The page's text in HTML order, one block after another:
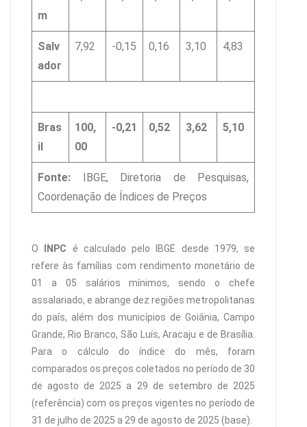
m
Salv
ador
7,92 -0,15 0,16 3,10 4,83
Bras
il
100,
00
-0,21 0,52 3,62 5,10
Fonte: IBGE, Diretoria de Pesquisas,
Coordenação de Índices de Preços
O INPC é calculado pelo IBGE desde 1979, se
refere às famílias com rendimento monetário de
01 a 05 salários mínimos, sendo o chefe
assalariado, e abrange dez regiões metropolitanas
do país, além dos municípios de Goiânia, Campo
Grande, Rio Branco, São Luís, Aracaju e de Brasília.
Para o cálculo do índice do mês, foram
comparados os preços coletados no período de 30
de agosto de 2025 a 29 de setembro de 2025
(referência) com os preços vigentes no período de
31 de julho de 2025 a 29 de agosto de 2025 (base).